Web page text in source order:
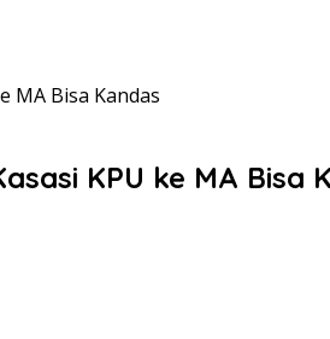
MA Bisa Kandas
KPU ke MA Bisa